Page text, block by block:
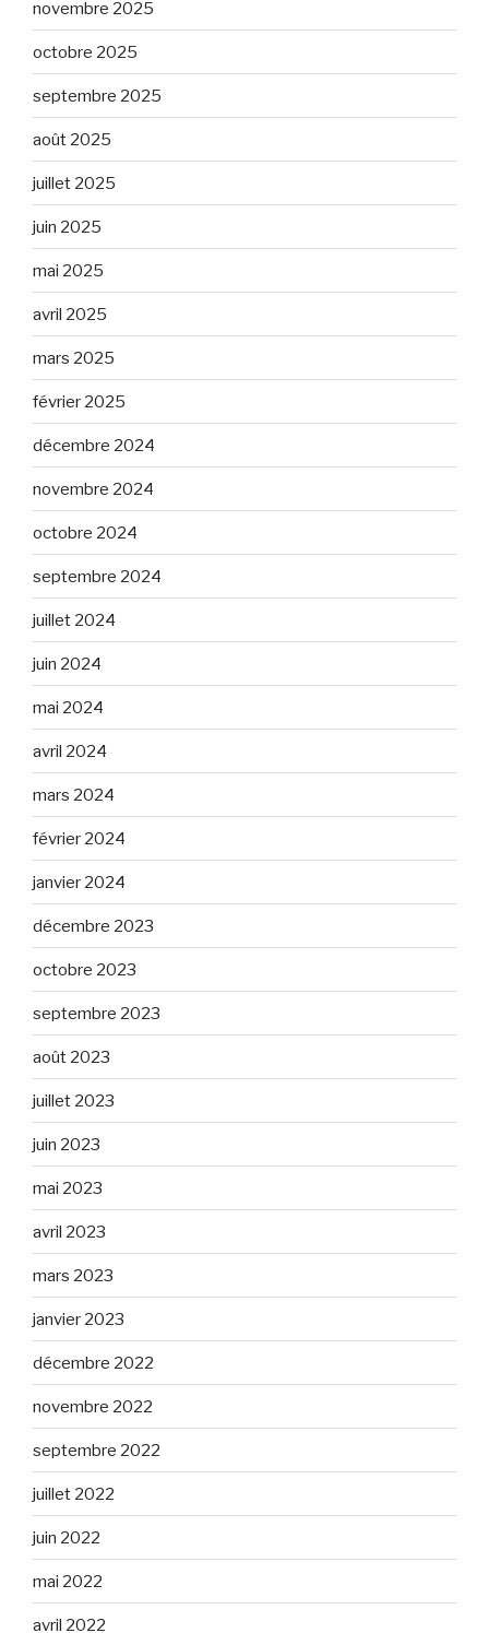
novembre 2025
octobre 2025
septembre 2025
août 2025
juillet 2025
juin 2025
mai 2025
avril 2025
mars 2025
février 2025
décembre 2024
novembre 2024
octobre 2024
septembre 2024
juillet 2024
juin 2024
mai 2024
avril 2024
mars 2024
février 2024
janvier 2024
décembre 2023
octobre 2023
septembre 2023
août 2023
juillet 2023
juin 2023
mai 2023
avril 2023
mars 2023
janvier 2023
décembre 2022
novembre 2022
septembre 2022
juillet 2022
juin 2022
mai 2022
avril 2022